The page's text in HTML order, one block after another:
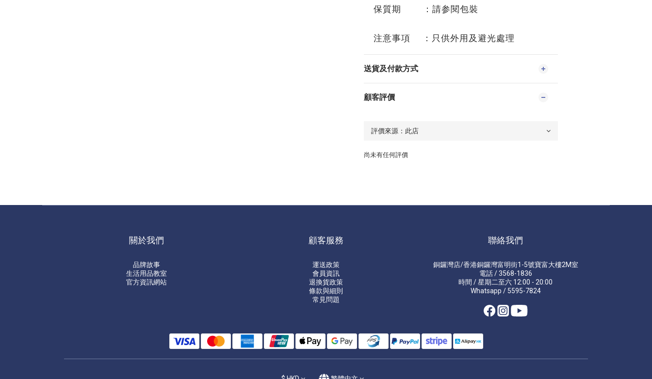
保質期 ：請参閱包裝
注意事項 ：只供外用及避光處理
送貨及付款方式
顧客評價
尚未有任何評價
關於我們
品牌故事
生活用品教室
官方資訊網站
顧客服務
運送政策
會員資訊
退換貨政策
條款與細則
常見問題
聯絡我們
銅鑼灣店/香港銅鑼灣富明街1-5號寶富大樓2M室
電話 / 3568-1836
時間 / 星期二至六 12:00 - 20:00
Whatsapp / 5595-7824